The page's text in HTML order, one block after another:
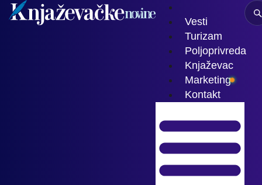
Vesti
Turizam
Poljoprivreda
Knjaževac
Marketing
Kontakt